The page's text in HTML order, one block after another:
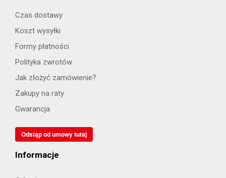
Czas dostawy
Koszt wysyłki
Formy płatności
Polityka zwrotów
Jak złożyć zamówienie?
Zakupy na raty
Gwarancja
Odstąp od umowy tutaj
Informacje